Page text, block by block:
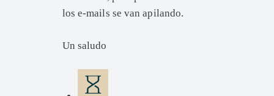
los e-mails se van apilando.
Un saludo